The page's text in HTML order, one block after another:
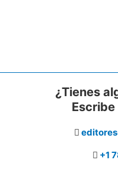
¿Tienes
+1